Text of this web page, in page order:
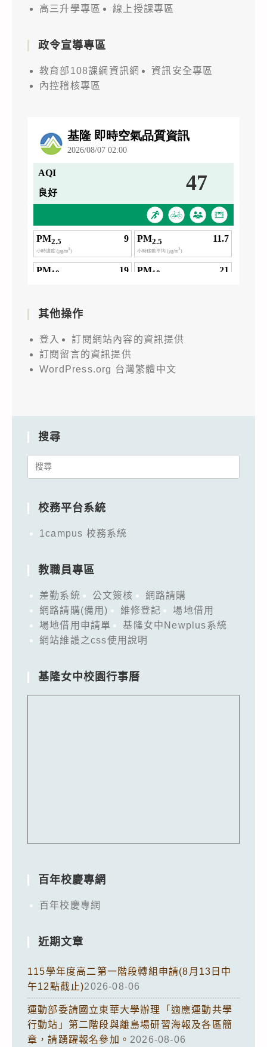
高三升學專區 線上授課專區
政令宣導專區
教育部108課綱資訊網
資訊安全專區
內控稽核專區
其他操作
登入
訂閱網站內容的資訊提供
訂閱留言的資訊提供
WordPress.org 台灣繁體中文
搜尋
Search
校務平台系統
1campus 校務系統
教職員專區
差勤系統 公文簽核
網路請購
網路請購(備用)
維修登記
場地借用
場地借用申請單
基隆女中Newplus系統
網站維護之css使用說明
基隆女中校園行事曆
百年校慶專網
百年校慶專網
近期文章
115學年度高二第一階段轉組申請(8月13日中
午12點截止)2026-08-06
運動部委請國立東華大學辦理「適應運動共學
行動站」第二階段與離島場研習海報及各區簡
章，請踴躍報名參加。 2026-08-06